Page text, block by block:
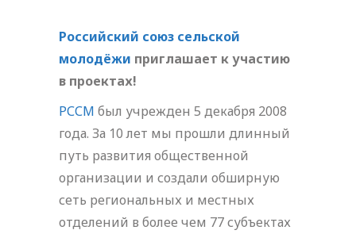
Российский союз сельской
молодёжи приглашает к участию
в проектах!
РССМ был учрежден 5 декабря 2008
года. За 10 лет мы прошли длинный
путь развития общественной
организации и создали обширную
сеть региональных и местных
отделений в более чем 77 субъектах